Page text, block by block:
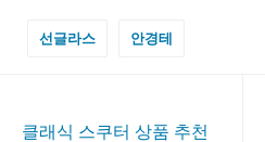
선글라스 안경테
클래식 스쿠터 상품 추천